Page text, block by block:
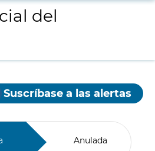
del
Suscríbase a las alertas
Anulada